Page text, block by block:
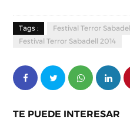
Tags :
Festival Terror Sabadell
Festival Terror Sabadell 2014
TE PUEDE INTERESAR